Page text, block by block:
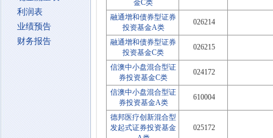
利润表
业绩预告
财务报告
金C类
融通增和债券型证券
投资基金A类
026214
融通增和债券型证券
投资基金C类
026215
信澳中小盘混合型证
券投资基金C类
024172
信澳中小盘混合型证
券投资基金A类
610004
德邦医疗创新混合型
发起式证券投资基金
025172